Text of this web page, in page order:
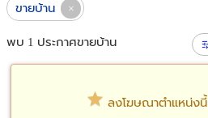
ขายบ้าน
พบ 1 ประกาศขายบ้าน
ลงโฆษณาตำแหน่งนี้